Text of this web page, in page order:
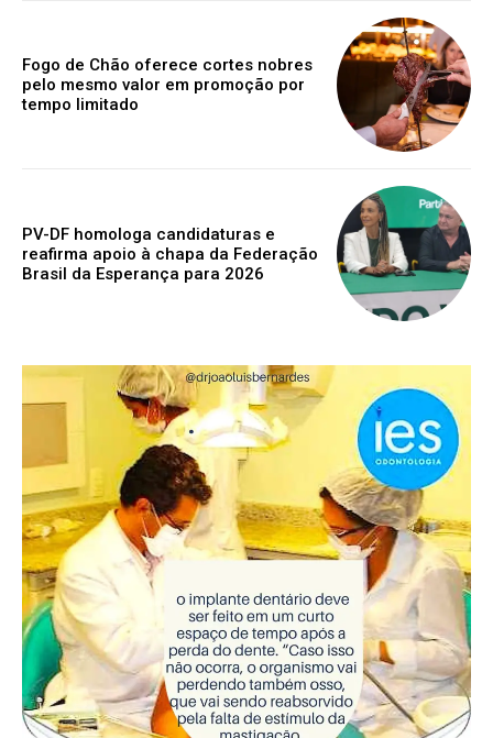
Fogo de Chão oferece cortes nobres
pelo mesmo valor em promoção por
tempo limitado
PV-DF homologa candidaturas e
reafirma apoio à chapa da Federação
Brasil da Esperança para 2026